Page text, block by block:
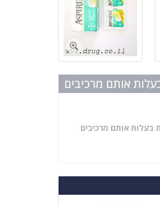
אותם מרכיבים
בעלות אותם מרכיבים